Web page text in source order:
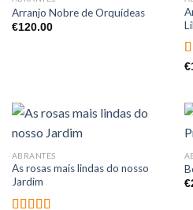
Arranjo Nobre de Orquídeas
€120.00
€
ABRANTES
As rosas mais lindas do nosso
Jardim
€